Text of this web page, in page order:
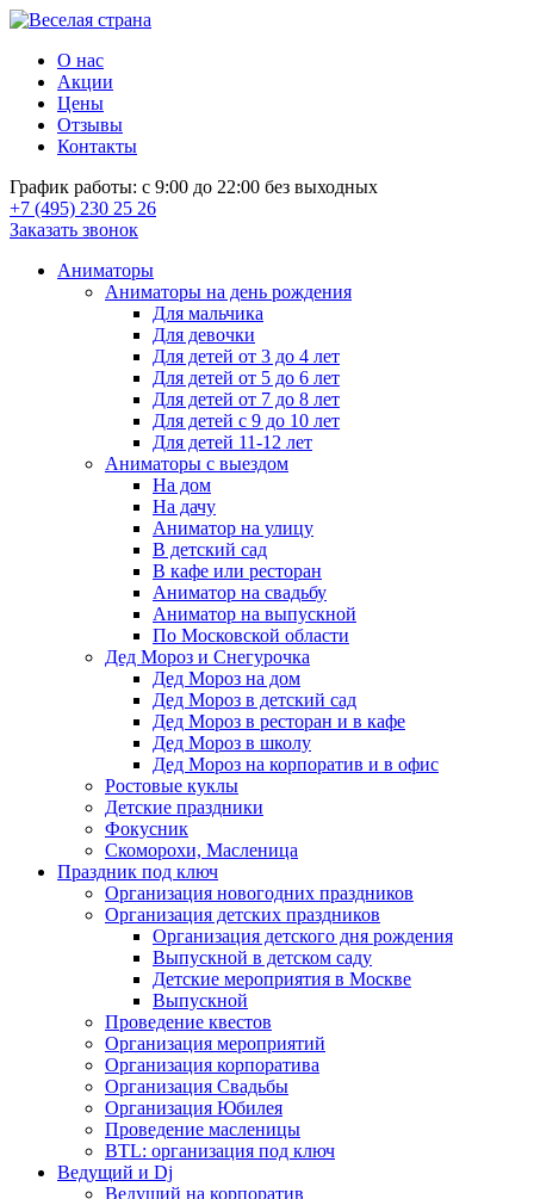
О нас
Акции
Цены
Отзывы
Контакты
График работы: с 9:00 до 22:00 без выходных
+7 (495) 230 25 26
Заказать звонок
Аниматоры
Аниматоры на день рождения
Для мальчика
Для девочки
Для детей от 3 до 4 лет
Для детей от 5 до 6 лет
Для детей от 7 до 8 лет
Для детей с 9 до 10 лет
Для детей 11-12 лет
Аниматоры с выездом
На дом
На дачу
Аниматор на улицу
В детский сад
В кафе или ресторан
Аниматор на свадьбу
Аниматор на выпускной
По Московской области
Дед Мороз и Снегурочка
Дед Мороз на дом
Дед Мороз в детский сад
Дед Мороз в ресторан и в кафе
Дед Мороз в школу
Дед Мороз на корпоратив и в офис
Ростовые куклы
Детские праздники
Фокусник
Скоморохи, Масленица
Праздник под ключ
Организация новогодних праздников
Организация детских праздников
Организация детского дня рождения
Выпускной в детском саду
Детские мероприятия в Москве
Выпускной
Проведение квестов
Организация мероприятий
Организация корпоратива
Организация Свадьбы
Организация Юбилея
Проведение масленицы
BTL: организация под ключ
Ведущий и Dj
Ведущий на корпоратив